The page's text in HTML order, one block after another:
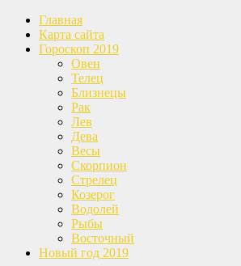
Главная
Карта сайта
Гороскоп 2019
Овен
Телец
Близнецы
Рак
Лев
Дева
Весы
Скорпион
Стрелец
Козерог
Водолей
Рыбы
Восточный
Новый год 2019